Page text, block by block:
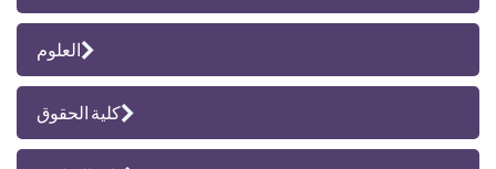
العلوم
كلية الحقوق